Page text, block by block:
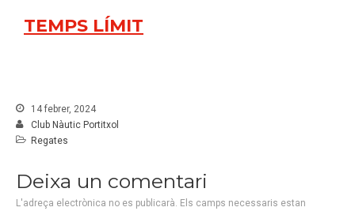
TEMPS LÍMIT
14 febrer, 2024
Club Nàutic Portitxol
Regates
Deixa un comentari
L'adreça electrònica no es publicarà. Els camps necessaris estan